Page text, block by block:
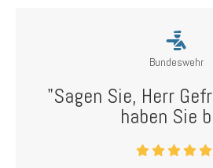
Bundeswehr
"Sagen Sie, Herr
haben Sie